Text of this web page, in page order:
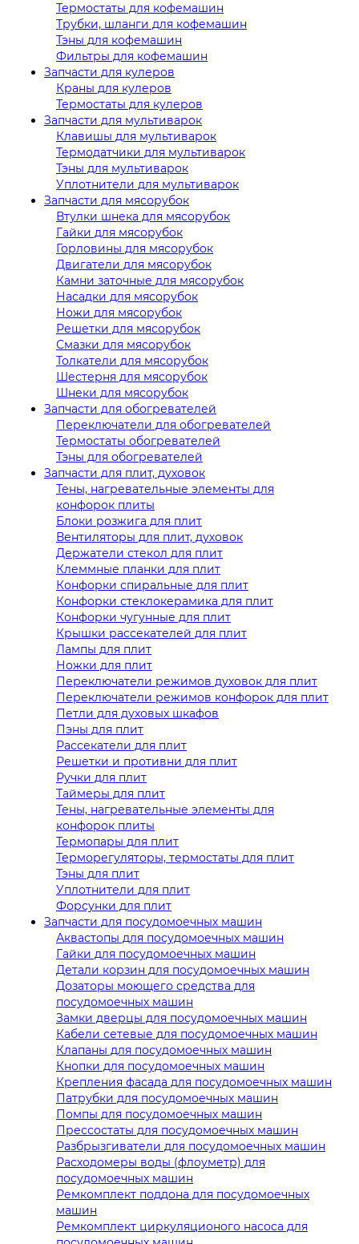
Термостаты для кофемашин
Трубки, шланги для кофемашин
Тэны для кофемашин
Фильтры для кофемашин
Запчасти для кулеров
Краны для кулеров
Термостаты для кулеров
Запчасти для мультиварок
Клавишы для мультиварок
Термодатчики для мультиварок
Тэны для мультиварок
Уплотнители для мультиварок
Запчасти для мясорубок
Втулки шнека для мясорубок
Гайки для мясорубок
Горловины для мясорубок
Двигатели для мясорубок
Камни заточные для мясорубок
Насадки для мясорубок
Ножи для мясорубок
Решетки для мясорубок
Смазки для мясорубок
Толкатели для мясорубок
Шестерня для мясорубок
Шнеки для мясорубок
Запчасти для обогревателей
Переключатели для обогревателей
Термостаты обогревателей
Тэны для обогревателей
Запчасти для плит, духовок
Тены, нагревательные элементы для
конфорок плиты
Блоки розжига для плит
Вентиляторы для плит, духовок
Держатели стекол для плит
Клеммные планки для плит
Конфорки спиральные для плит
Конфорки стеклокерамика для плит
Конфорки чугунные для плит
Крышки рассекателей для плит
Лампы для плит
Ножки для плит
Переключатели режимов духовок для плит
Переключатели режимов конфорок для плит
Петли для духовых шкафов
Пэны для плит
Рассекатели для плит
Решетки и противни для плит
Ручки для плит
Таймеры для плит
Тены, нагревательные элементы для
конфорок плиты
Термопары для плит
Терморегуляторы, термостаты для плит
Тэны для плит
Уплотнители для плит
Форсунки для плит
Запчасти для посудомоечных машин
Аквастопы для посудомоечных машин
Гайки для посудомоечных машин
Детали корзин для посудомоечных машин
Дозаторы моющего средства для
посудомоечных машин
Замки дверцы для посудомоечных машин
Кабели сетевые для посудомоечных машин
Клапаны для посудомоечных машин
Кнопки для посудомоечных машин
Крепления фасада для посудомоечных машин
Патрубки для посудомоечных машин
Помпы для посудомоечных машин
Прессостаты для посудомоечных машин
Разбрызгиватели для посудомоечных машин
Расходомеры воды (флоуметр) для
посудомоечных машин
Ремкомплект поддона для посудомоечных
машин
Ремкомплект циркуляционого насоса для